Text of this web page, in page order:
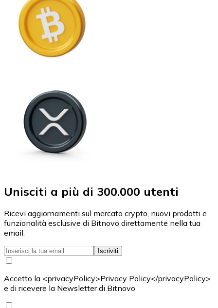
Unisciti a più di 300.000 utenti
Ricevi aggiornamenti sul mercato crypto, nuovi prodotti e
funzionalità esclusive di Bitnovo direttamente nella tua
email.
Iscriviti
Accetto la <privacyPolicy>Privacy Policy</privacyPolicy>
e di ricevere la Newsletter di Bitnovo